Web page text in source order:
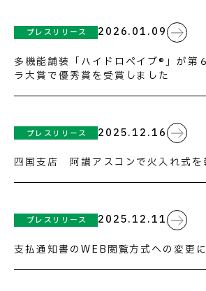
プレスリリース 2026.01.09
多機能舗装「ハイドロペイブ®」が第
ラ大賞で優秀賞を受賞しました
プレスリリース 2025.12.16
四国支店 阿讃アスコンで火入れ式を
プレスリリース 2025.12.11
支払通知書のWEB閲覧方式への変更